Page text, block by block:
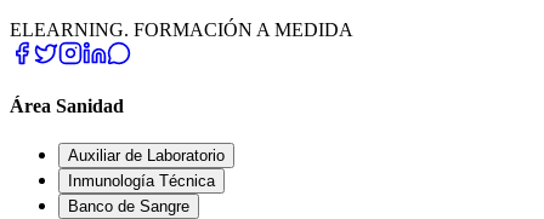
ELEARNING. FORMACIÓN A MEDIDA
Área Sanidad
Auxiliar de Laboratorio
Inmunología Técnica
Banco de Sangre